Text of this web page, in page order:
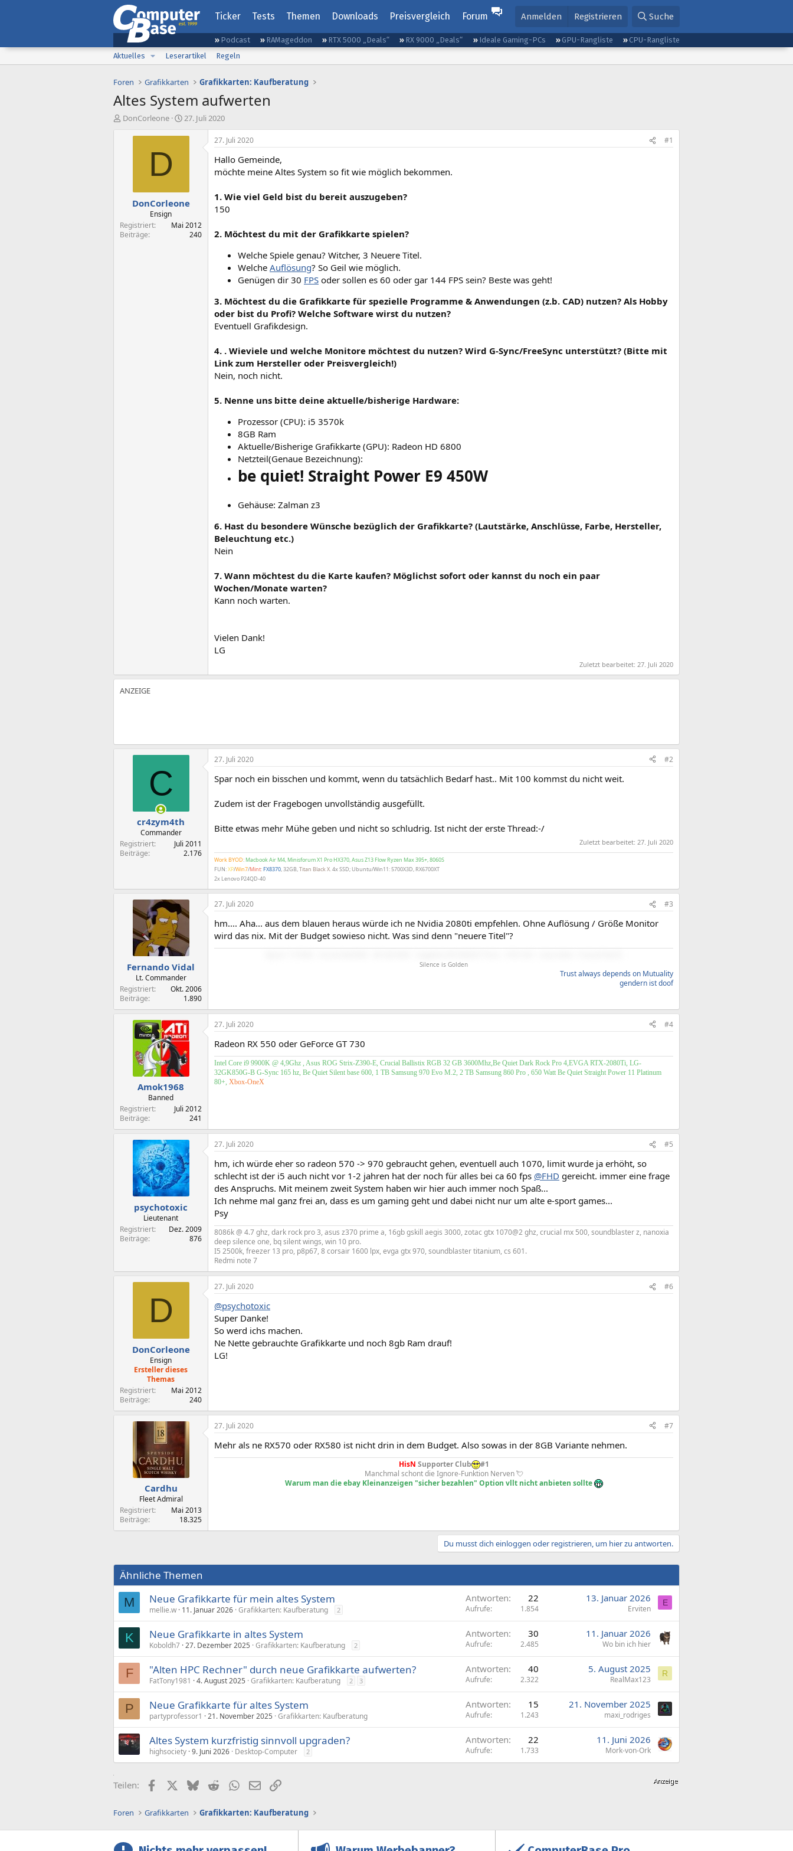
Ticker Tests Themen Downloads Preisvergleich Forum Anmelden Registrieren Suche
Podcast RAMageddon RTX 5000 „Deals“ RX 9000 „Deals“ Ideale Gaming-PCs GPU-Rangliste
CPU-Rangliste
Aktuelles
Leserartikel Regeln
Foren Grafikkarten Grafikkarten: Kaufberatung
Altes System aufwerten
E
DonCorleone
E
s
t
a
27. Juli 2020
D
DonCorleone
Ensign
Registriert
Mai 2012
Beiträge
240
27. Juli 2020 #1
Hallo Gemeinde,
möchte meine Altes System so fit wie möglich bekommen.
1. Wie viel Geld bist du bereit auszugeben?
150
2. Möchtest du mit der Grafikkarte spielen?
Welche Spiele genau? Witcher, 3 Neuere Titel.
Welche Auflösung? So Geil wie möglich.
Genügen dir 30 FPS oder sollen es 60 oder gar 144 FPS sein? Beste was geht!
3. Möchtest du die Grafikkarte für spezielle Programme & Anwendungen (z.b. CAD) nutzen? Als Hobby
oder bist du Profi? Welche Software wirst du nutzen?
Eventuell Grafikdesign.
4. . Wieviele und welche Monitore möchtest du nutzen? Wird G-Sync/FreeSync unterstützt? (Bitte mit
Link zum Hersteller oder Preisvergleich!)
Nein, noch nicht.
5. Nenne uns bitte deine aktuelle/bisherige Hardware:
Prozessor (CPU): i5 3570k
8GB Ram
Aktuelle/Bisherige Grafikkarte (GPU): Radeon HD 6800
Netzteil(Genaue Bezeichnung):
be quiet! Straight Power E9 450W
Gehäuse: Zalman z3
6. Hast du besondere Wünsche bezüglich der Grafikkarte? (Lautstärke, Anschlüsse, Farbe, Hersteller,
Beleuchtung etc.)
Nein
7. Wann möchtest du die Karte kaufen? Möglichst sofort oder kannst du noch ein paar
Wochen/Monate warten?
Kann noch warten.
Vielen Dank!
LG
Zuletzt bearbeitet: 27. Juli 2020
C
cr4zym4th
Commander
Registriert
Juli 2011
Beiträge
2.176
27. Juli 2020 #2
Spar noch ein bisschen und kommt, wenn du tatsächlich Bedarf hast.. Mit 100 kommst du nicht weit.
Zudem ist der Fragebogen unvollständig ausgefüllt.
Bitte etwas mehr Mühe geben und nicht so schludrig. Ist nicht der erste Thread:-/
Zuletzt bearbeitet: 27. Juli 2020
Work BYOD: Macbook Air M4, Minisforum X1 Pro HX370, Asus Z13 Flow Ryzen Max 395+, 8060S
FUN:XP/Win7/Mint:FX8370, 32GB,Titan Black X. 4x SSD; Ubuntu/Win11: 5700X3D, RX6700XT
2x Lenovo P24QD-40
Fernando Vidal
Lt. Commander
Registriert
Okt. 2006
Beiträge
1.890
27. Juli 2020 #3
hm.... Aha... aus dem blauen heraus würde ich ne Nvidia 2080ti empfehlen. Ohne Auflösung / Größe Monitor
wird das nix. Mit der Budget sowieso nicht. Was sind denn "neuere Titel"?
Silence is Golden
Trust always depends on Mutuality
gendern ist doof
Amok1968
Banned
Registriert
Juli 2012
Beiträge
241
27. Juli 2020 #4
Radeon RX 550 oder GeForce GT 730
Intel Core i9 9900K @ 4,9Ghz , Asus ROG Strix-Z390-E, Crucial Ballistix RGB 32 GB 3600Mhz,Be Quiet Dark Rock Pro 4,EVGA RTX-2080Ti, LG-
32GK850G-B G-Sync 165 hz, Be Quiet Silent base 600, 1 TB Samsung 970 Evo M.2, 2 TB Samsung 860 Pro , 650 Watt Be Quiet Straight Power 11 Platinum
80+, Xbox-OneX
psychotoxic
Lieutenant
Registriert
Dez. 2009
Beiträge
876
27. Juli 2020 #5
hm, ich würde eher so radeon 570 -> 970 gebraucht gehen, eventuell auch 1070, limit wurde ja erhöht, so
schlecht ist der i5 auch nicht vor 1-2 jahren hat der noch für alles bei ca 60 fps @FHD gereicht. immer eine frage
des Anspruchs. Mit meinem zweit System haben wir hier auch immer noch Spaß...
Ich nehme mal ganz frei an, dass es um gaming geht und dabei nicht nur um alte e-sport games...
Psy
8086k @ 4.7 ghz, dark rock pro 3, asus z370 prime a, 16gb gskill aegis 3000, zotac gtx 1070@2 ghz, crucial mx 500, soundblaster z, nanoxia
deep silence one, bq silent wings, win 10 pro.
I5 2500k, freezer 13 pro, p8p67, 8 corsair 1600 lpx, evga gtx 970, soundblaster titanium, cs 601.
Redmi note 7
D
DonCorleone
Ensign
Ersteller dieses
Themas
Registriert
Mai 2012
Beiträge
240
27. Juli 2020 #6
@psychotoxic
Super Danke!
So werd ichs machen.
Ne Nette gebrauchte Grafikkarte und noch 8gb Ram drauf!
LG!
Cardhu
Fleet Admiral
Registriert
Mai 2013
Beiträge
18.325
27. Juli 2020 #7
Mehr als ne RX570 oder RX580 ist nicht drin in dem Budget. Also sowas in der 8GB Variante nehmen.
HisN Supporter Club
#1
Manchmal schont die Ignore-Funktion Nerven 💘
Warum man die ebay Kleinanzeigen "sicher bezahlen" Option vllt nicht anbieten sollte
Du musst dich einloggen oder registrieren, um hier zu antworten.
Ähnliche Themen
M Neue Grafikkarte für mein altes System
mellie.w 11. Januar 2026 Grafikkarten: Kaufberatung 2
Antworten 22
Aufrufe 1.854
13. Januar 2026
Erviten
E
K Neue Grafikkarte in altes System
Koboldh7 27. Dezember 2025 Grafikkarten: Kaufberatung 2
Antworten 30
Aufrufe 2.485
11. Januar 2026
Wo bin ich hier
F "Alten HPC Rechner" durch neue Grafikkarte aufwerten?
FatTony1981 4. August 2025 Grafikkarten: Kaufberatung 2 3
Antworten 40
Aufrufe 2.322
5. August 2025
RealMax123
R
P Neue Grafikkarte für altes System
partyprofessor1 21. November 2025 Grafikkarten: Kaufberatung
Antworten 15
Aufrufe 1.243
21. November 2025
maxi_rodriges
Altes System kurzfristig sinnvoll upgraden?
highsociety 9. Juni 2026 Desktop-Computer 2
Antworten 22
Aufrufe 1.733
11. Juni 2026
Mork-von-Ork
Teilen: FacebookX (Twitter)
BlueskyRedditWhatsApp
E-MailLink
Foren Grafikkarten Grafikkarten: Kaufberatung